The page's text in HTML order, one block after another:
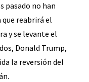
pasado no han
reabrirá el
y se levante el
Donald Trump,
la reversión del